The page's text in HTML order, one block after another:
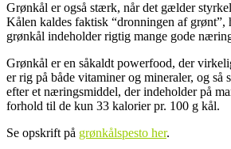
Grønkål er også stærk, når det gælder
Kålen kaldes faktisk “dronningen af
grønkål indeholder rigtig mange gode
Grønkål er en såkaldt powerfood, der
er rig på både vitaminer og mineraler, og så
efter et næringsmiddel, der indeholder på
forhold til de kun 33 kalorier pr. 100 g kål.
Se opskrift på grønkålspesto her.